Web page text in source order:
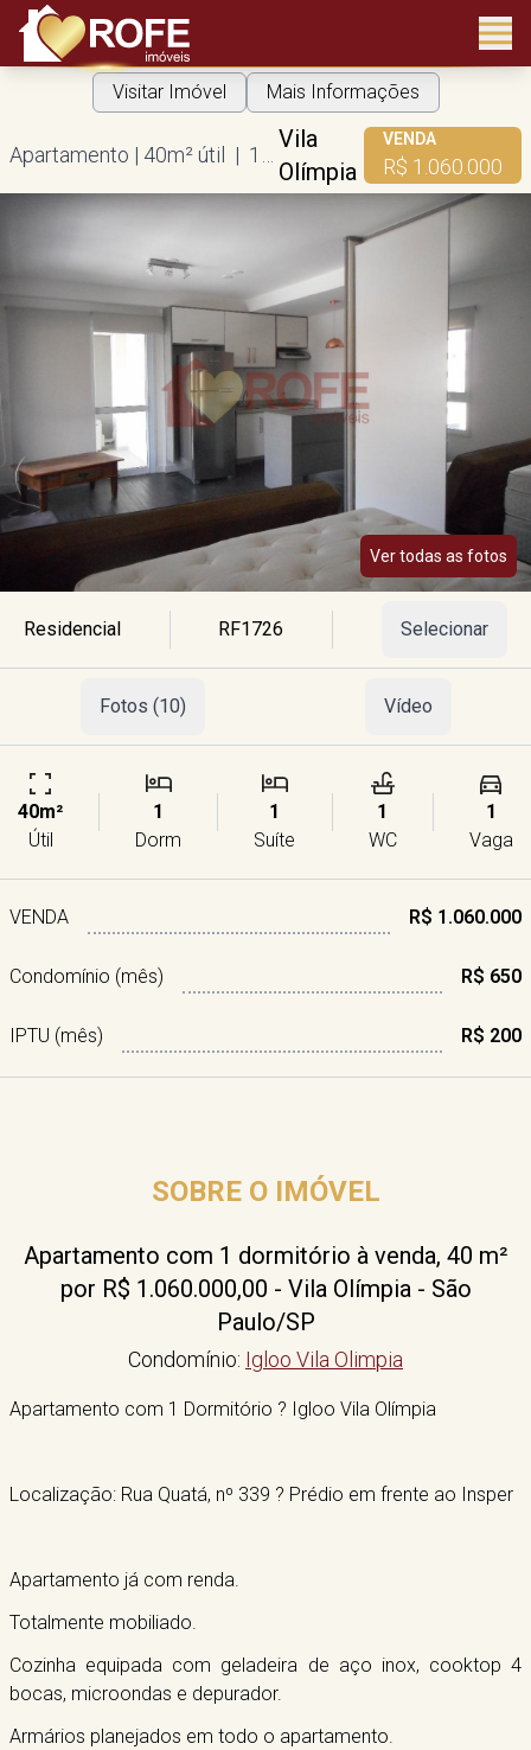
Vila
Olímpia
VENDA
R$ 1.060.000
Visitar Imóvel Mais Informações
Ver todas as fotos
Residencial RF1726 Selecionar
Fotos (10) Vídeo
40m²
Útil
1
Dorm
1
Suíte
1
WC
1
Vaga
VENDA R$ 1.060.000
Condomínio (mês) R$ 650
IPTU (mês) R$ 200
SOBRE O IMÓVEL
Apartamento com 1 dormitório à venda, 40 m²
por R$ 1.060.000,00 - Vila Olímpia - São
Paulo/SP
Condomínio: Igloo Vila Olimpia
Apartamento com 1 Dormitório ? Igloo Vila Olímpia
Localização: Rua Quatá, nº 339 ? Prédio em frente ao Insper
Apartamento já com renda.
Totalmente mobiliado.
Cozinha equipada com geladeira de aço inox, cooktop 4
bocas, microondas e depurador.
Armários planejados em todo o apartamento.